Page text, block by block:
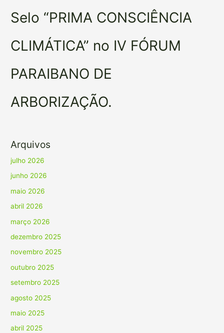
Selo “PRIMA CONSCIÊNCIA
CLIMÁTICA” no IV FÓRUM
PARAIBANO DE
ARBORIZAÇÃO.
Arquivos
julho 2026
junho 2026
maio 2026
abril 2026
março 2026
dezembro 2025
novembro 2025
outubro 2025
setembro 2025
agosto 2025
maio 2025
abril 2025